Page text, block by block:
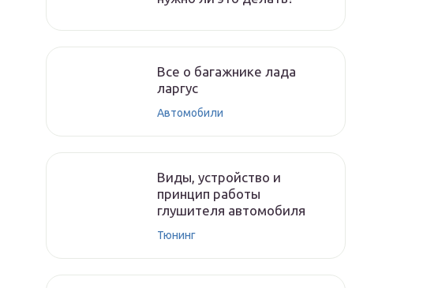
Все о багажнике лада
ларгус
Автомобили
Виды, устройство и
принцип работы
глушителя автомобиля
Тюнинг